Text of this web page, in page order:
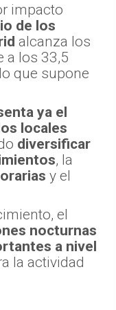
impacto
de los
alcanza los
a los 33,5
que supone
ya el
locales
diversificar
, la
y el
el
nocturnas
a nivel
la actividad